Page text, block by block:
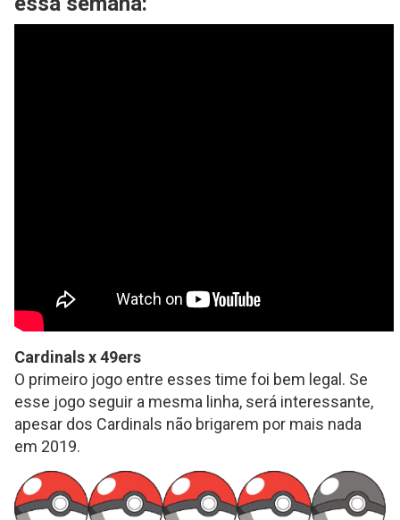
Cardinals x 49ers
O primeiro jogo entre esses time foi bem legal. Se
esse jogo seguir a mesma linha, será interessante,
apesar dos Cardinals não brigarem por mais nada
em 2019.